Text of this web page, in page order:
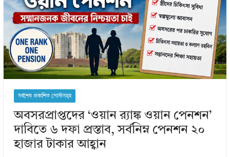
সর্বশেষ প্রকাশিত পোস্টসমূহ
অবসরপ্রাপ্তদের ‘ওয়ান র‌্যাঙ্ক ওয়ান পেনশন’
দাবিতে ৬ দফা প্রস্তাব, সর্বনিম্ন পেনশন ২০
হাজার টাকার আহ্বান